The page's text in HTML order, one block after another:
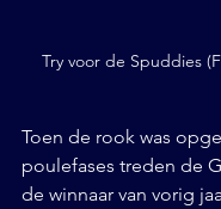
Try voor de Spuddies
Toen de rook was
poulefases treden de
de winnaar van vorig